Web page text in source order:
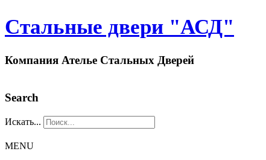
Стальные двери "АСД"
Компания Ателье Стальных Дверей
Search
Искать...
MENU